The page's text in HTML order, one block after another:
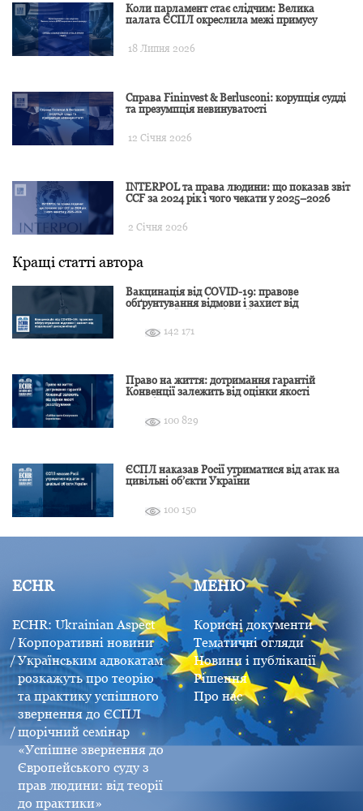
Коли парламент стає слідчим: Велика
палата ЄСПЛ окреслила межі примусу
18 Липня 2026
Справа Fininvest & Berlusconi: корупція судді
та презумпція невинуватості
12 Січня 2026
INTERPOL та права людини: що показав звіт
CCF за 2024 рік і чого чекати у 2025–2026
2 Січня 2026
Кращі статті автора
Вакцинація від COVID-19: правове
обґрунтування відмови і захист від
142 171
Право на життя: дотримання гарантій
Конвенції залежить від оцінки якості
100 829
ЄСПЛ наказав Росії утриматися від атак на
цивільні об’єкти України
100 150
ECHR
ECHR: Ukrainian Aspect
Корпоративні новини
Українським адвокатам
розкажуть про теорію
та практику успішного
звернення до ЄСПЛ
щорічний семінар
«Успішне звернення до
Європейського суду з
прав людини: від теорії
до практики»
МЕНЮ
Корисні документи
Тематичні огляди
Новини і публікації
Рішення
Про нас